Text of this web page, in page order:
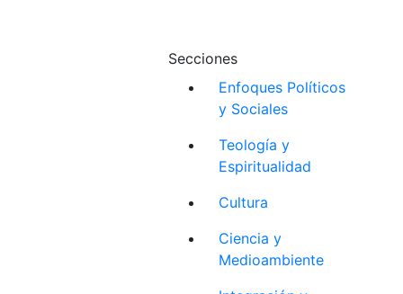
Secciones
Enfoques Políticos
y Sociales
Teología y
Espiritualidad
Cultura
Ciencia y
Medioambiente